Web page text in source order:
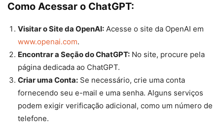
Como Acessar o ChatGPT:
Visitar o Site da OpenAI: Acesse o site da OpenAI em
www.openai.com.
Encontrar a Seção do ChatGPT: No site, procure pela
página dedicada ao ChatGPT.
Criar uma Conta: Se necessário, crie uma conta
fornecendo seu e-mail e uma senha. Alguns serviços
podem exigir verificação adicional, como um número de
telefone.